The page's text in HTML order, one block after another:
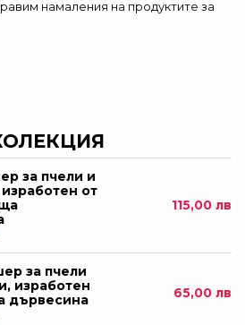
намаления на продуктите за
за пчели и
от
115,00 лв
за пчели
изработен
дървесина
65,00 лв